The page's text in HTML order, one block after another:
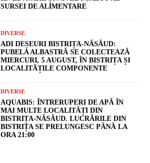
SURSEI DE ALIMENTARE
DIVERSE
ADI DEȘEURI BISTRIȚA-NĂSĂUD:
PUBELA ALBASTRĂ SE COLECTEAZĂ
MIERCURI, 5 AUGUST, ÎN BISTRIȚA ȘI
LOCALITĂȚILE COMPONENTE
DIVERSE
AQUABIS: ÎNTRERUPERI DE APĂ ÎN
MAI MULTE LOCALITĂȚI DIN
BISTRIȚA-NĂSĂUD. LUCRĂRILE DIN
BISTRIȚA SE PRELUNGESC PÂNĂ LA
ORA 21:00